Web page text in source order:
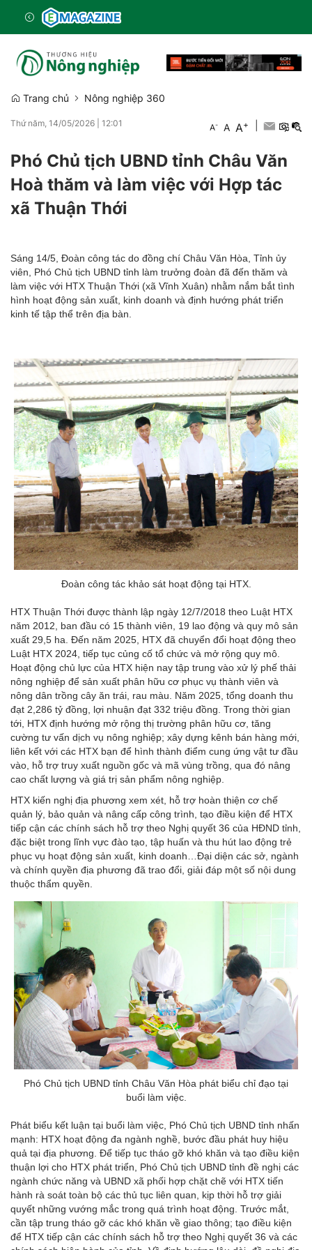
Trang chủ Nông nghiệp 360
Thứ năm, 14/05/2026 12:01 A- A A+
Phó Chủ tịch UBND tỉnh Châu Văn
Hoà thăm và làm việc với Hợp tác
xã Thuận Thới
Sáng 14/5, Đoàn công tác do đồng chí Châu Văn Hòa, Tỉnh ủy
viên, Phó Chủ tịch UBND tỉnh làm trưởng đoàn đã đến thăm và
làm việc với HTX Thuận Thới (xã Vĩnh Xuân) nhằm nắm bắt tình
hình hoạt động sản xuất, kinh doanh và định hướng phát triển
kinh tế tập thể trên địa bàn.
Đoàn công tác khảo sát hoạt động tại HTX.
HTX Thuận Thới được thành lập ngày 12/7/2018 theo Luật HTX
năm 2012, ban đầu có 15 thành viên, 19 lao động và quy mô sản
xuất 29,5 ha. Đến năm 2025, HTX đã chuyển đổi hoạt động theo
Luật HTX 2024, tiếp tục củng cố tổ chức và mở rộng quy mô.
Hoạt động chủ lực của HTX hiện nay tập trung vào xử lý phế thải
nông nghiệp để sản xuất phân hữu cơ phục vụ thành viên và
nông dân trồng cây ăn trái, rau màu. Năm 2025, tổng doanh thu
đạt 2,286 tỷ đồng, lợi nhuận đạt 332 triệu đồng. Trong thời gian
tới, HTX định hướng mở rộng thị trường phân hữu cơ, tăng
cường tư vấn dịch vụ nông nghiệp; xây dựng kênh bán hàng mới,
liên kết với các HTX bạn để hình thành điểm cung ứng vật tư đầu
vào, hỗ trợ truy xuất nguồn gốc và mã vùng trồng, qua đó nâng
cao chất lượng và giá trị sản phẩm nông nghiệp.
HTX kiến nghị địa phương xem xét, hỗ trợ hoàn thiện cơ chế
quản lý, bảo quản và nâng cấp công trình, tạo điều kiện để HTX
tiếp cận các chính sách hỗ trợ theo Nghị quyết 36 của HĐND tỉnh,
đặc biệt trong lĩnh vực đào tạo, tập huấn và thu hút lao động trẻ
phục vụ hoạt động sản xuất, kinh doanh…Đại diện các sở, ngành
và chính quyền địa phương đã trao đổi, giải đáp một số nội dung
thuộc thẩm quyền.
Phó Chủ tịch UBND tỉnh Châu Văn Hòa phát biểu chỉ đạo tại
buổi làm việc.
Phát biểu kết luận tại buổi làm việc, Phó Chủ tịch UBND tỉnh nhấn
mạnh: HTX hoạt động đa ngành nghề, bước đầu phát huy hiệu
quả tại địa phương. Để tiếp tục tháo gỡ khó khăn và tạo điều kiện
thuận lợi cho HTX phát triển, Phó Chủ tịch UBND tỉnh đề nghị các
ngành chức năng và UBND xã phối hợp chặt chẽ với HTX tiến
hành rà soát toàn bộ các thủ tục liên quan, kịp thời hỗ trợ giải
quyết những vướng mắc trong quá trình hoạt động. Trước mắt,
cần tập trung tháo gỡ các khó khăn về giao thông; tạo điều kiện
để HTX tiếp cận các chính sách hỗ trợ theo Nghị quyết 36 và các